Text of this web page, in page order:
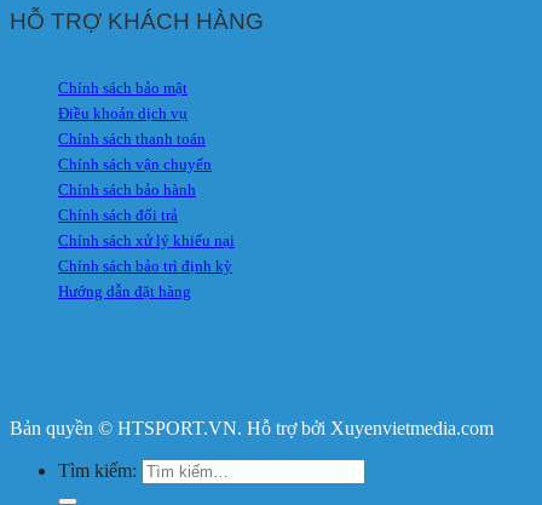
HỖ TRỢ KHÁCH HÀNG
Chính sách bảo mật
Điều khoản dịch vụ
Chính sách thanh toán
Chính sách vận chuyển
Chính sách bảo hành
Chính sách đổi trả
Chính sách xử lý khiếu nại
Chính sách bảo trì định kỳ
Hướng dẫn đặt hàng
Bản quyền © HTSPORT.VN. Hỗ trợ bởi Xuyenvietmedia.com
Tìm kiếm: